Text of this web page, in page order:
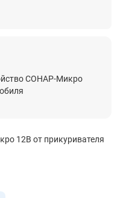
СОНАР-Микро
12В от прикуривателя